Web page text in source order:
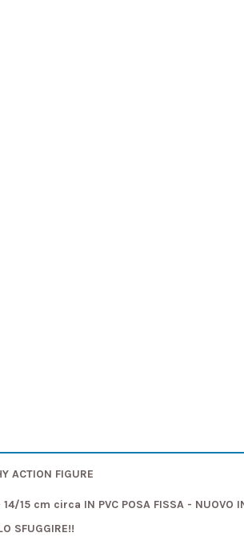
ACTION FIGURE
15 cm circa IN PVC POSA FISSA - NUOVO
SFUGGIRE!!